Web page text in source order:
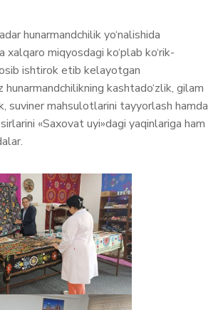
hunarmandchilik yo‘nalishida
xalqaro miqyosdagi ko‘plab ko‘rik-
ishtirok etib kelayotgan
hunarmandchilikning kashtado‘zlik, gilam
suviner mahsulotlarini tayyorlash hamda
«Saxovat uyi»dagi yaqinlariga ham